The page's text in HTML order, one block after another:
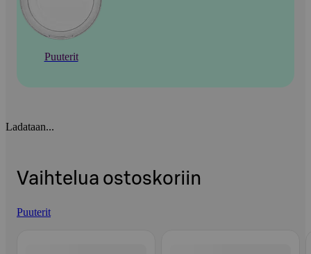
Puuterit
Ladataan...
Vaihtelua ostoskoriin
Puuterit